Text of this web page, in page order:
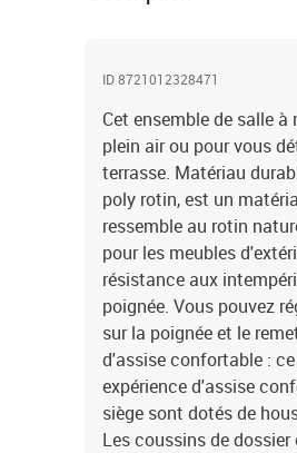
ID 8721012328471
Cet ensemble de salle
plein air ou pour vous
terrasse. Matériau
poly rotin, est un
ressemble au rotin
pour les meubles
résistance aux
poignée. Vous pouvez
sur la poignée et le
d'assise confortable :
expérience d'assise
siège sont dotés de
Les coussins de